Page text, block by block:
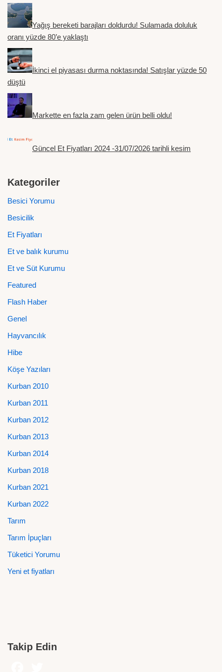
Yağış bereketi barajları doldurdu! Sulamada doluluk
oranı yüzde 80’e yaklaştı
İkinci el piyasası durma noktasında! Satışlar yüzde 50
düştü
Markette en fazla zam gelen ürün belli oldu!
Güncel Et Fiyatları 2024 -31/07/2026 tarihli kesim
Kategoriler
Besici Yorumu
Besicilik
Et Fiyatları
Et ve balık kurumu
Et ve Süt Kurumu
Featured
Flash Haber
Genel
Hayvancılık
Hibe
Köşe Yazıları
Kurban 2010
Kurban 2011
Kurban 2012
Kurban 2013
Kurban 2014
Kurban 2018
Kurban 2021
Kurban 2022
Tarım
Tarım İpuçları
Tüketici Yorumu
Yeni et fiyatları
Takip Edin